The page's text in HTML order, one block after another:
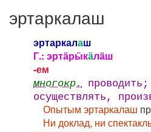
эртаркалаш
эртаркалаш
Г.: эртӓрӹкӓлӓш
-ем
многокр.
осуществлять,
Опытым эртаркалаш
Ни доклад, ни